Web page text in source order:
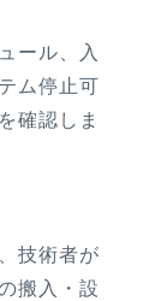
ール、入
ム停止可
確認しま
技術者が
搬入・設